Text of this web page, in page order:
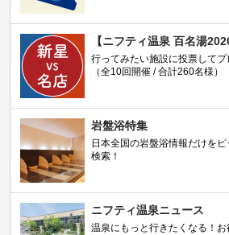
【ニフティ温泉 百名湯
行ってみたい施設に投票してプ
（全10回開催 / 合計260名様）
岩盤浴特集
日本全国の岩盤浴情報だけを
検索！
ニフティ温泉ニュース
温泉にもっと行きたくなる！